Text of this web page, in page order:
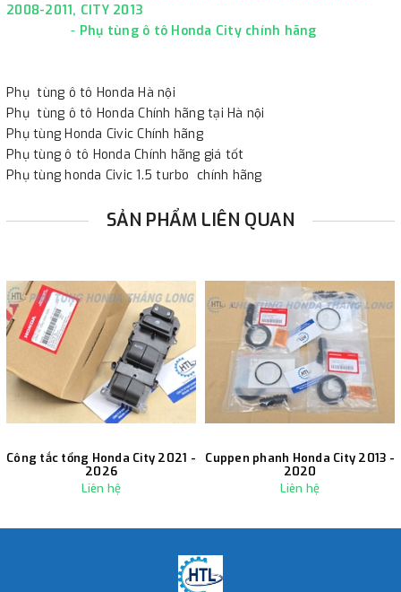
2008-2011, CITY 2013
- Phụ tùng ô tô Honda City chính hãng
Phụ tùng ô tô Honda Hà nội
Phụ tùng ô tô Honda Chính hãng tại Hà nội
Phụ tùng Honda Civic Chính hãng
Phụ tùng ô tô Honda Chính hãng giá tốt
Phụ tùng honda Civic 1.5 turbo chính hãng
SẢN PHẨM LIÊN QUAN
Công tắc tổng Honda City 2021 -
2026
Liên hệ
Cuppen phanh Honda City 2013 -
2020
Liên hệ